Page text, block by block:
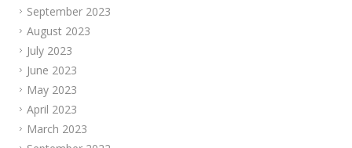
September 2023
August 2023
July 2023
June 2023
May 2023
April 2023
March 2023